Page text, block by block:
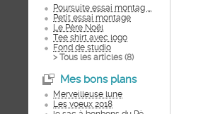
Poursuite essai montag ...
Petit essai montage
Le Père Noël
Tee shirt avec logo
Fond de studio
> Tous les articles (8)
Mes bons plans
Merveilleuse lune
Les voeux 2018